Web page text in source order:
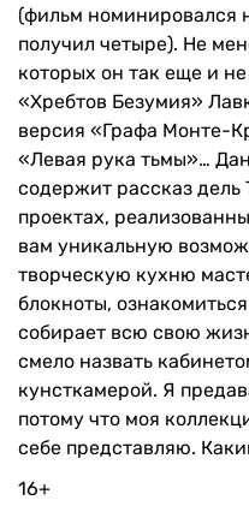
(фильм номинировался
получил четыре). Не
которых он так еще и
«Хребтов Безумия»
версия «Графа Монте-
«Левая рука тьмы»…
содержит рассказ дель
проектах,
вам уникальную
творческую кухню
блокноты,
собирает всю свою
смело назвать
кунсткамерой. Я
потому что моя
себе представляю.
16+